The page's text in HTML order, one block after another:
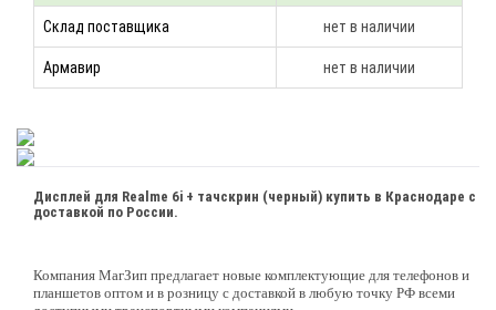
Склад поставщика нет в наличии
Армавир нет в наличии
Дисплей для Realme 6i + тачскрин (черный) купить в Краснодаре с
доставкой по России.
Компания МагЗип предлагает новые комплектующие для телефонов и
планшетов оптом и в розницу с доставкой в любую точку РФ всеми